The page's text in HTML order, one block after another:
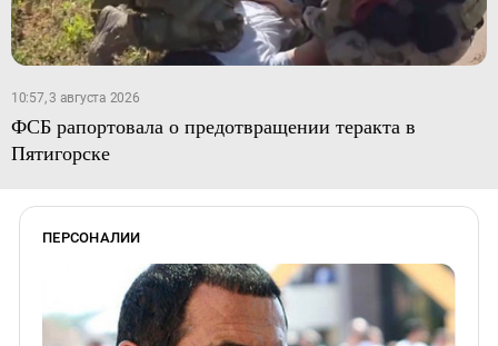
10:57, 3 августа 2026
ФСБ рапортовала о предотвращении теракта в
Пятигорске
ПЕРСОНАЛИИ